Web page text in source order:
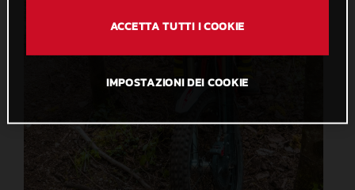
ACCETTA TUTTI I COOKIE
IMPOSTAZIONI DEI COOKIE